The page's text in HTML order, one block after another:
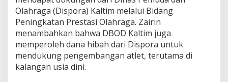
Olahraga (Dispora) Kaltim melalui Bidang
Peningkatan Prestasi Olahraga. Zairin
menambahkan bahwa DBOD Kaltim juga
memperoleh dana hibah dari Dispora untuk
mendukung pengembangan atlet, terutama di
kalangan usia dini.